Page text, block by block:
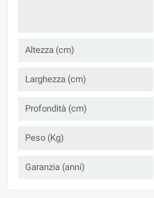
Altezza (cm)
Larghezza (cm)
Profondità (cm)
Peso (Kg)
Garanzia (anni)